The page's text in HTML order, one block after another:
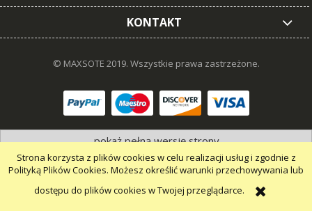
Strona korzysta z plików cookies w celu realizacji usług i zgodnie z
Polityką Plików Cookies. Możesz określić warunki przechowywania lub
dostępu do plików cookies w Twojej przeglądarce.
KONTAKT
© MAXSOTE 2019. Wszystkie prawa zastrzeżone.
pokaż pełną wersję strony